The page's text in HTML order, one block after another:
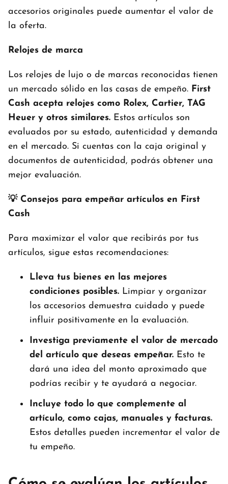
accesorios originales puede aumentar el valor de
la oferta.
Relojes de marca
Los relojes de lujo o de marcas reconocidas tienen
un mercado sólido en las casas de empeño. First
Cash acepta relojes como Rolex, Cartier, TAG
Heuer y otros similares. Estos artículos son
evaluados por su estado, autenticidad y demanda
en el mercado. Si cuentas con la caja original y
documentos de autenticidad, podrás obtener una
mejor evaluación.
💡 Consejos para empeñar artículos en First
Cash
Para maximizar el valor que recibirás por tus
artículos, sigue estas recomendaciones:
Lleva tus bienes en las mejores
condiciones posibles. Limpiar y organizar
los accesorios demuestra cuidado y puede
influir positivamente en la evaluación.
Investiga previamente el valor de mercado
del artículo que deseas empeñar. Esto te
dará una idea del monto aproximado que
podrías recibir y te ayudará a negociar.
Incluye todo lo que complemente al
artículo, como cajas, manuales y facturas.
Estos detalles pueden incrementar el valor de
tu empeño.